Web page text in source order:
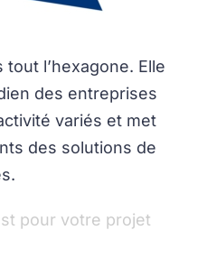
l’hexagone. Elle
des entreprises
variés et met
des solutions de
pour votre projet